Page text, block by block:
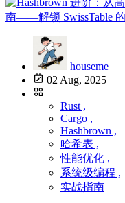
houseme
02 Aug, 2025
Rust ,
Cargo ,
Hashbrown ,
哈希表 ,
性能优化 ,
系统级编程 ,
实战指南